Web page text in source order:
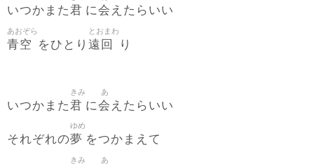
いつかまた君 に会 えたらいい
青空
あおぞら
をひとり 遠回
とおまわ
り
いつかまた君
きみ
に会
あ
えたらいい
それぞれの夢
ゆめ
をつかまえて
きみ あ